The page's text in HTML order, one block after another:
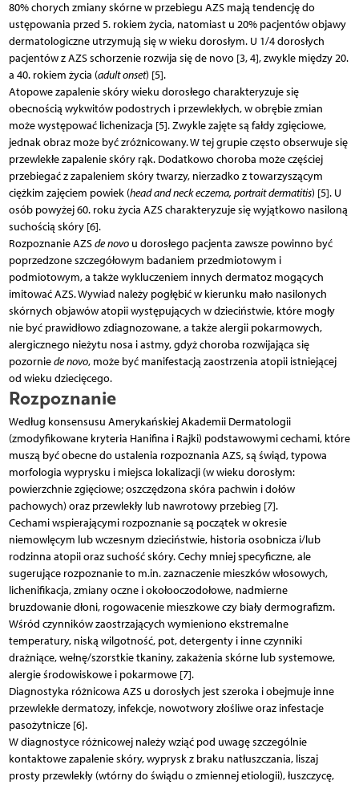
80% chorych zmiany skórne w przebiegu AZS mają tendencję do
ustępowania przed 5. rokiem życia, natomiast u 20% pacjentów objawy
dermatologiczne utrzymują się w wieku dorosłym. U 1/4 dorosłych
pacjentów z AZS schorzenie rozwija się de novo [3, 4], zwykle między 20.
a 40. rokiem życia (adult onset) [5].
Atopowe zapalenie skóry wieku dorosłego charakteryzuje się
obecnością wykwitów podostrych i przewlekłych, w obrębie zmian
może występować lichenizacja [5]. Zwykle zajęte są fałdy zgięciowe,
jednak obraz może być zróżnicowany. W tej grupie często obserwuje się
przewlekłe zapalenie skóry rąk. Dodatkowo choroba może częściej
przebiegać z zapaleniem skóry twarzy, nierzadko z towarzyszącym
ciężkim zajęciem powiek (head and neck eczema, portrait dermatitis) [5]. U
osób powyżej 60. roku życia AZS charakteryzuje się wyjątkowo nasiloną
suchością skóry [6].
Rozpoznanie AZSde novou dorosłego pacjenta zawsze powinno być
poprzedzone szczegółowym badaniem przedmiotowym i
podmiotowym, a także wykluczeniem innych dermatoz mogących
imitować AZS. Wywiad należy pogłębić w kierunku mało nasilonych
skórnych objawów atopii występujących w dzieciństwie, które mogły
nie być prawidłowo zdiagnozowane, a także alergii pokarmowych,
alergicznego nieżytu nosa i astmy, gdyż choroba rozwijająca się
pozorniede novo, może być manifestacją zaostrzenia atopii istniejącej
od wieku dziecięcego.
Rozpoznanie
Według konsensusu Amerykańskiej Akademii Dermatologii
(zmodyfikowane kryteria Hanifina i Rajki) podstawowymi cechami, które
muszą być obecne do ustalenia rozpoznania AZS, są świąd, typowa
morfologia wyprysku i miejsca lokalizacji (w wieku dorosłym:
powierzchnie zgięciowe; oszczędzona skóra pachwin i dołów
pachowych) oraz przewlekły lub nawrotowy przebieg [7].
Cechami wspierającymi rozpoznanie są początek w okresie
niemowlęcym lub wczesnym dzieciństwie, historia osobnicza i/lub
rodzinna atopii oraz suchość skóry. Cechy mniej specyficzne, ale
sugerujące rozpoznanie to m.in. zaznaczenie mieszków włosowych,
lichenifikacja, zmiany oczne i okołooczodołowe, nadmierne
bruzdowanie dłoni, rogowacenie mieszkowe czy biały dermografizm.
Wśród czynników zaostrzających wymieniono ekstremalne
temperatury, niską wilgotność, pot, detergenty i inne czynniki
drażniące, wełnę/szorstkie tkaniny, zakażenia skórne lub systemowe,
alergie środowiskowe i pokarmowe [7].
Diagnostyka różnicowa AZS u dorosłych jest szeroka i obejmuje inne
przewlekłe dermatozy, infekcje, nowotwory złośliwe oraz infestacje
pasożytnicze [6].
W diagnostyce różnicowej należy wziąć pod uwagę szczególnie
kontaktowe zapalenie skóry, wyprysk z braku natłuszczania, liszaj
prosty przewlekły (wtórny do świądu o zmiennej etiologii), łuszczycę,